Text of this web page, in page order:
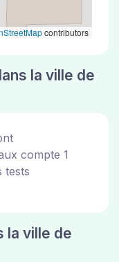
contributors
la ville de
compte 1
tests
la ville de